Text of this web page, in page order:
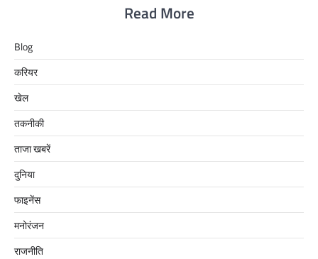
Read More
Blog
करियर
खेल
तकनीकी
ताजा खबरें
दुनिया
फाइनेंस
मनोरंजन
राजनीति